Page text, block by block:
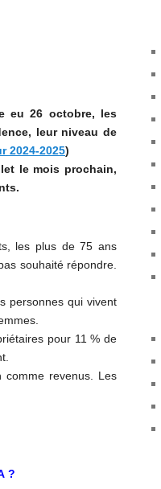
eu 26 octobre, les
leur niveau de
2024-2025)
le mois prochain,
les plus de 75 ans
souhaité répondre.
personnes qui vivent
pour 11 % de
revenus. Les
?